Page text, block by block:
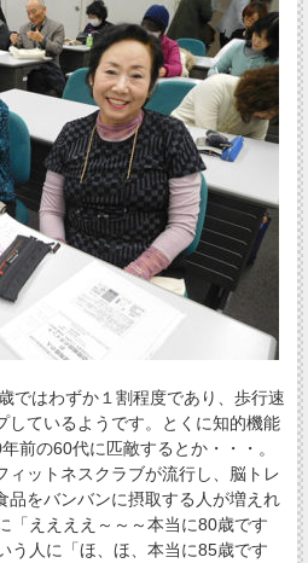
ではわずか１割程度であり、歩行速
しているようです。とくに知的機能
前の60代に匹敵するとか・・・。
ットネスクラブが流行し、脳トレ
品をバンバンに摂取する人が増えれ
「ええええ～～～本当に80歳です
う人に「ほ、ほ、本当に85歳です